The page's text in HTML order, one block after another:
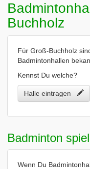
Buchholz
Für Groß-Buchholz
Badmintonhallen
Kennst Du welche?
Halle eintragen
Badminton
Wenn Du